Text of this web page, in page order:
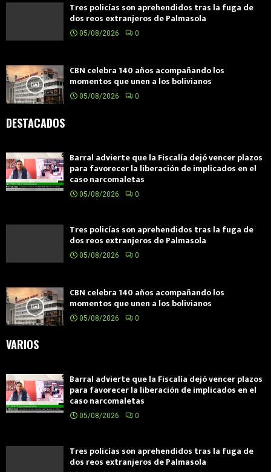
Tres policías son aprehendidos tras la fuga de
dos reos extranjeros de Palmasola
05/08/2026 0
CBN celebra 140 años acompañando los
momentos que unen a los bolivianos
05/08/2026 0
DESTACADOS
Barral advierte que la Fiscalía dejó vencer plazos
para favorecer la liberación de implicados en el
caso narcomaletas
05/08/2026 0
Tres policías son aprehendidos tras la fuga de
dos reos extranjeros de Palmasola
05/08/2026 0
CBN celebra 140 años acompañando los
momentos que unen a los bolivianos
05/08/2026 0
VARIOS
Barral advierte que la Fiscalía dejó vencer plazos
para favorecer la liberación de implicados en el
caso narcomaletas
05/08/2026 0
Tres policías son aprehendidos tras la fuga de
dos reos extranjeros de Palmasola